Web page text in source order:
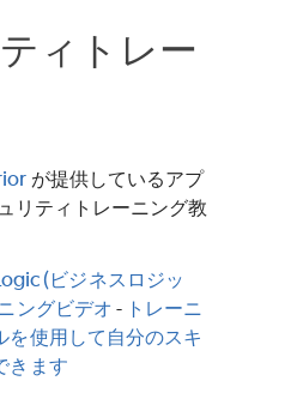
ィトレー
が提供しているアプ
リティトレーニング教
(ビジネスロジッ
ングビデオ- トレーニ
を使用して自分のスキ
きます